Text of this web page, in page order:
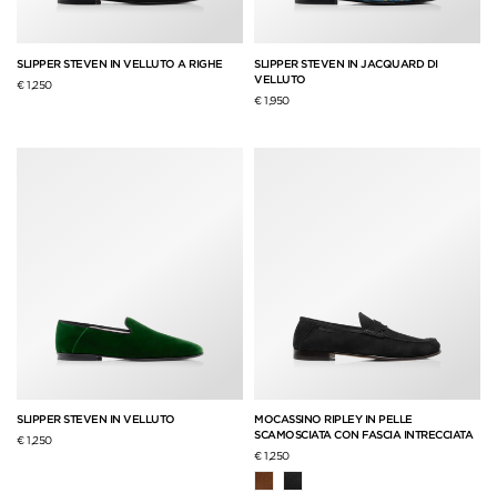
SLIPPER STEVEN IN VELLUTO A RIGHE
€ 1,250
SLIPPER STEVEN IN JACQUARD DI
VELLUTO
€ 1,950
SLIPPER STEVEN IN VELLUTO
€ 1,250
MOCASSINO RIPLEY IN PELLE
SCAMOSCIATA CON FASCIA INTRECCIATA
€ 1,250